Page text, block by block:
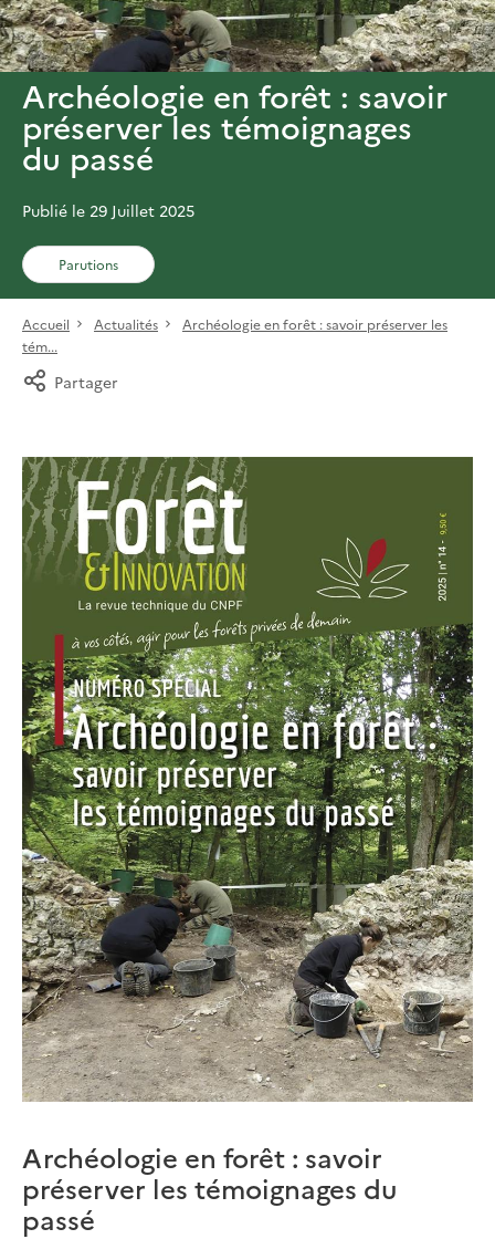
Archéologie en forêt : savoir
préserver les témoignages
du passé
Publié le 29 Juillet 2025
Parutions
Accueil Actualités
Archéologie en forêt : savoir préserver les
tém...
Partager
Archéologie en forêt : savoir
préserver les témoignages du
passé